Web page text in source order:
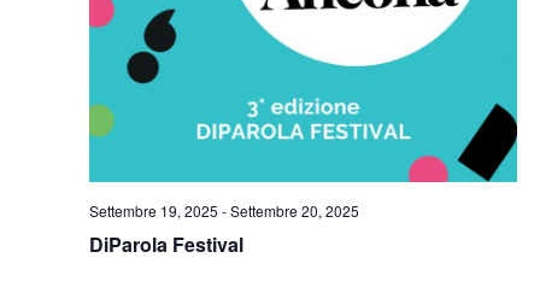
DiParola Festival
Settembre 19, 2025 -Settembre 20, 2025